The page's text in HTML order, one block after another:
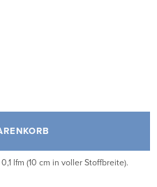
lfm (10 cm in voller Stoffbreite).